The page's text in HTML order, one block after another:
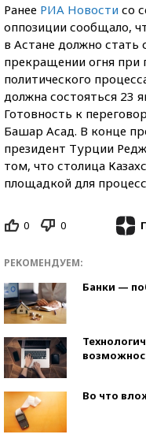
Ранее РИА Новости со
оппозиции сообщало,
в Астане должно стать
прекращении огня при
политического
должна состояться 23
Готовность к
Башар Асад. В конце
президент Турции
том, что столица
площадкой для
0 0
РЕКОМЕНДУЕМ:
Банки —
Во что